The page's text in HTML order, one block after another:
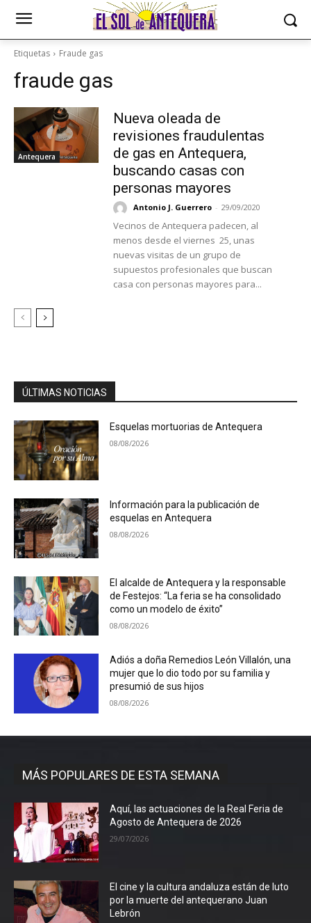
Etiquetas Fraude gas
fraude gas
Antequera
Nueva oleada de
revisiones fraudulentas
de gas en Antequera,
buscando casas con
personas mayores
Antonio J. Guerrero - 29/09/2020
Vecinos de Antequera padecen, al
menos desde el viernes 25, unas
nuevas visitas de un grupo de
supuestos profesionales que buscan
casa con personas mayores para...
ÚLTIMAS NOTICIAS
Esquelas mortuorias de Antequera
08/08/2026
Información para la publicación de
esquelas en Antequera
08/08/2026
El alcalde de Antequera y la responsable
de Festejos: “La feria se ha consolidado
como un modelo de éxito”
08/08/2026
Adiós a doña Remedios León Villalón, una
mujer que lo dio todo por su familia y
presumió de sus hijos
08/08/2026
MÁS POPULARES DE ESTA SEMANA
Aquí, las actuaciones de la Real Feria de
Agosto de Antequera de 2026
29/07/2026
El cine y la cultura andaluza están de luto
por la muerte del antequerano Juan
Lebrón